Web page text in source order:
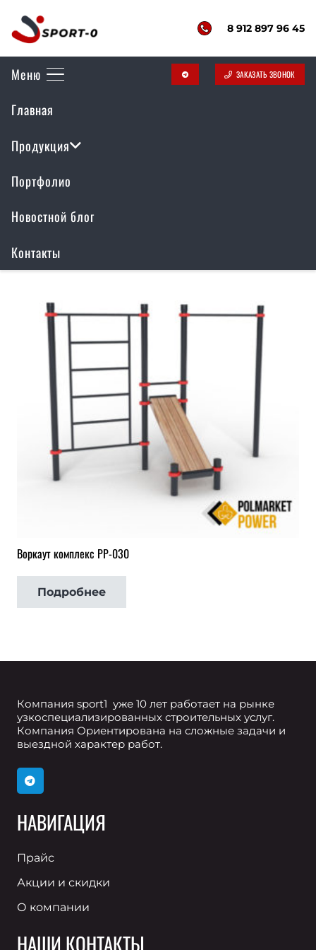
8 912 897 96 45
Меню
Главная
Продукция
Портфолио
Новостной блог
Контакты
telegram ЗАКАЗАТЬ ЗВОНОК
Воркаут комплекс
РР-030
Отображение единственного товара
Воркаут комплекс РР-030
Подробнее
Компания sport1 уже 10 лет работает на рынке
узкоспециализированных строительных услуг.
Компания Ориентирована на сложные задачи и
выездной характер работ.
НАВИГАЦИЯ
Прайс
Акции и скидки
О компании
НАШИ КОНТАКТЫ